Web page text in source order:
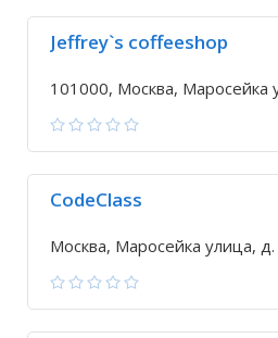
Jeffrey`s coffeeshop
101000, Москва, Маросейка
CodeClass
Москва, Маросейка улица,